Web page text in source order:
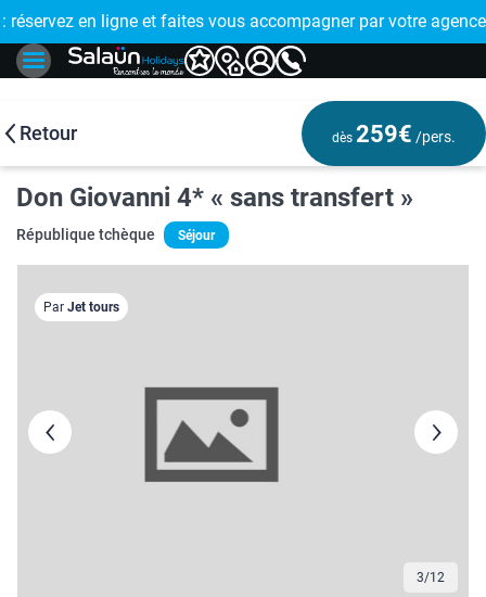
!
: réservez en ligne et faites vous accompagner par votre
🤩
Retour dès 259€ /pers.
Don Giovanni 4* « sans transfert »
République tchèque Séjour
3/12
Par Jet tours